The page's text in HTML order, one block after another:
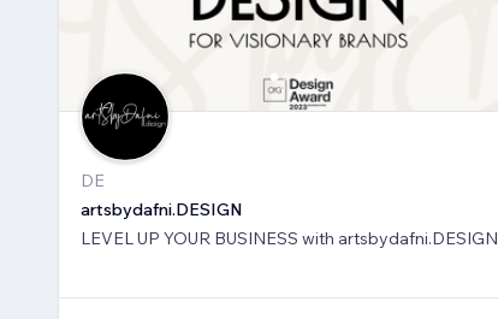
DE
artsbydafni.DESIGN
LEVEL UP YOUR BUSINESS with artsbydafni.DESIGN